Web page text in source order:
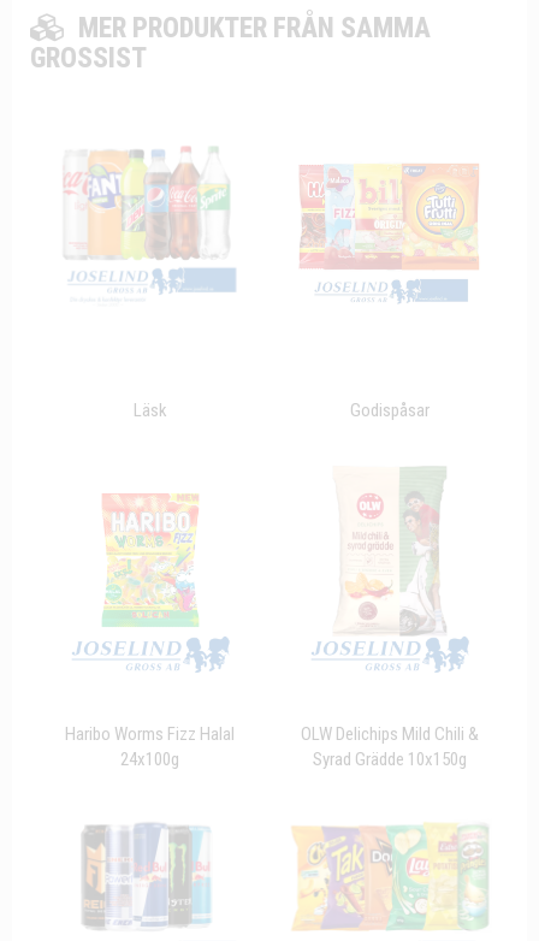
MER PRODUKTER FRÅN SAMMA
GROSSIST
Läsk Godispåsar
Haribo Worms Fizz Halal
24x100g
OLW Delichips Mild Chili &
Syrad Grädde 10x150g